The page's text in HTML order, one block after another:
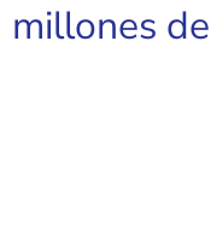
millones